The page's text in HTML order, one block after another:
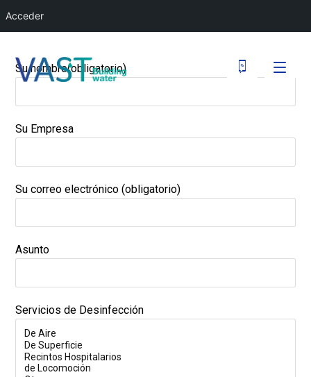
Acceder
Su nombre(obligatorio)
Su Empresa
Su correo electrónico (obligatorio)
Asunto
Servicios de Desinfección